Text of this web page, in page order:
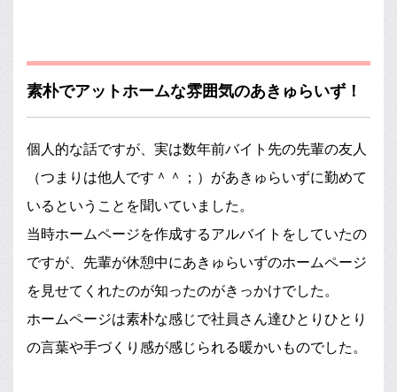
素朴でアットホームな雰囲気のあきゅらいず！
個人的な話ですが、実は数年前バイト先の先輩の友人
（つまりは他人です＾＾；）があきゅらいずに勤めて
いるということを聞いていました。
当時ホームページを作成するアルバイトをしていたの
ですが、先輩が休憩中にあきゅらいずのホームページ
を見せてくれたのが知ったのがきっかけでした。
ホームページは素朴な感じで社員さん達ひとりひとり
の言葉や手づくり感が感じられる暖かいものでした。